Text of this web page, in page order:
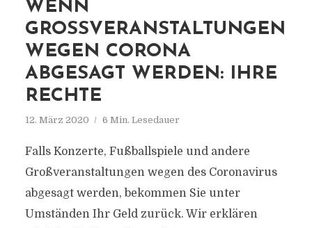
WENN
GROSSVERANSTALTUNGEN W
EGEN CORONA A
BGESAGT WERDEN: IHRE R
ECHTE
12. März 2020 6 Min. Lesedauer
Falls Konzerte, Fußballspiele und andere
Großveranstaltungen wegen des Coronavirus
abgesagt werden, bekommen Sie unter
Umständen Ihr Geld zurück. Wir erklären